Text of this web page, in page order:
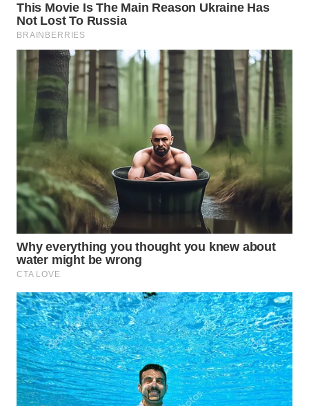
SURABAYA
NATUNA
WN
BINTAN
WN
MANDALIKA
WN
LIKUPANG
WN
LABUANBAJO
WN
BORNEO
Wahana
Media
Group